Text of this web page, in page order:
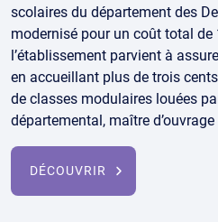
scolaires du département des
modernisé pour un coût total de
l’établissement parvient à
en accueillant plus de trois
de classes modulaires louées
départemental, maître
DÉCOUVRIR